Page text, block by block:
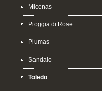
Micenas
Pioggia di Rose
Plumas
Sandalo
Toledo